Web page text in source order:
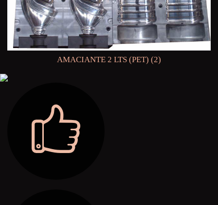
AMACIANTE 2 LTS (PET) (2)